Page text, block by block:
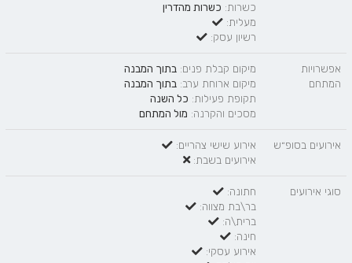
כשרות: כשרות מהדרין
מעלית:
רשיון עסק:
אפשרויות
המתחם
מיקום קבלת פנים: בתוך המבנה
מיקום ארוחת ערב: בתוך המבנה
תקופת פעילות: כל השנה
מסכים והקרנה: מול המתחם
אירועים בסופ״ש
אירוע שישי צהריים:
אירועים בשבת:
סוגי אירועים
חתונה:
בר\בת מצווה:
ברית\ה:
חינה:
אירוע עסקי: